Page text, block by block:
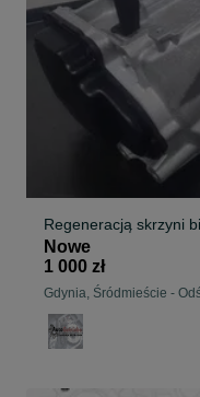
Regeneracją skrzyni
Nowe
1 000 zł
Gdynia, Śródmieście -